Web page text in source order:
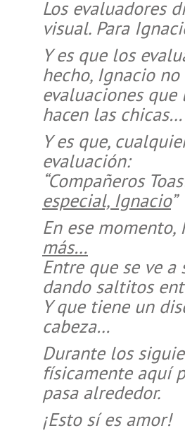
Los evaluadores
visual. Para
Y es que los
hecho, Ignacio
evaluaciones que
hacen las chicas…
Y es que,
evaluación:
“Compañeros
especial, Ignacio”
En ese
más…
Entre que se ve
dando saltitos
Y que tiene un
cabeza…
Durante los
físicamente aquí
pasa alrededor.
¡Esto sí es amor!